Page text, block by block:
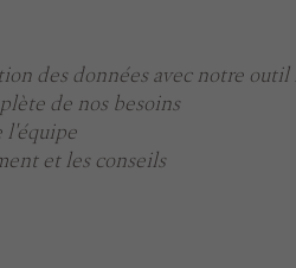
des données avec notre
de nos besoins
l'équipe
et les conseils